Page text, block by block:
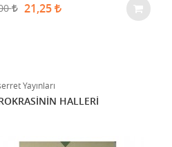
21,25
Yayınları
HALLERİ